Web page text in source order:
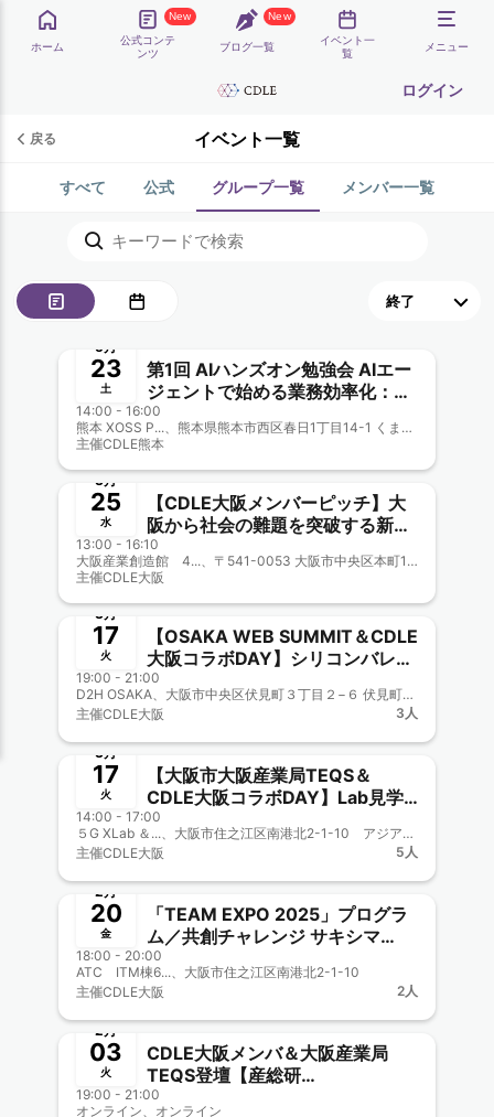
ホーム
New
公式コンテ
ンツ
New
ブログ一覧
イベント一
覧
メニュー
ログイン
戻る イベント一覧
すべて 公式 グループ一覧 メンバー一覧
5月
23
土
第1回 AIハンズオン勉強会 AIエー
ジェントで始める業務効率化：
ChatGPTの次に来る「自律型AI」
の使い方
14:00 - 16:00
熊本 XOSS P...、熊本県熊本市西区春日1丁目14-1 くまもと森都心プラザ2階
主催CDLE熊本
終了
3月
25
水
【CDLE大阪メンバーピッチ】大
阪から社会の難題を突破する新事
業が続々！新鋭ベンチャーと実力
派企業が挑む【ビジコンOSAKA
2025】〈CDLE大阪Meetup＃
55〉
13:00 - 16:10
大阪産業創造館 4...、〒541-0053 大阪市中央区本町1-4-5 大阪産業創造館
主催CDLE大阪
終了
3月
17
火
【OSAKA WEB SUMMIT＆CDLE
大阪コラボDAY】シリコンバレー
事業開発者が語る AIに出力させる
前にやってほしい爆速プロトタイ
ピングのすゝめ〈＆CDLE大阪
Meetup＃55〉
19:00 - 21:00
D2H OSAKA、大阪市中央区伏見町３丁目２−６ 伏見町ＫＹビル
主催CDLE大阪 3人
終了
3月
17
火
【大阪市大阪産業局TEQS＆
CDLE大阪コラボDAY】Lab見学
＆セミナー〈CDLE大阪Meetup
＃54〉
14:00 - 17:00
５G XLab ＆...、大阪市住之江区南港北2-1-10 アジア太平洋トレードセンター（ATC）内 ITM棟6階 （ニュートラム南港ポートタウン線 トレードセンター前駅下車） https://teqs.jp/about_us/access.php/
主催CDLE大阪 5人
終了
2月
20
金
「TEAM EXPO 2025」プログラ
ム／共創チャレンジ サキシマ
meets！街丸ごと実証実験プロジ
ェクト【CDLE大阪
Meetup#53】
18:00 - 20:00
ATC ITM棟6...、大阪市住之江区南港北2-1-10
主催CDLE大阪 2人
終了
2月
03
火
CDLE大阪メンバ＆大阪産業局
TEQS登壇【産総研
AITeC「Generative AI Study
19:00 - 21:00
オンライン、オンライン